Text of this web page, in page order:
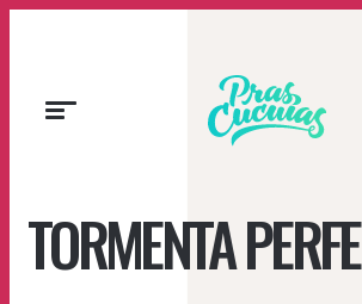
Prascucuias
TORMENTA